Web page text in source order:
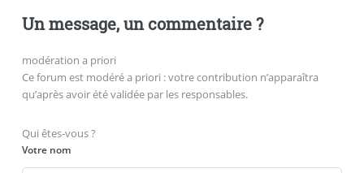
Un message, un commentaire ?
modération a priori
Ce forum est modéré a priori : votre contribution n’apparaîtra
qu’après avoir été validée par les responsables.
Qui êtes-vous ?
Votre nom